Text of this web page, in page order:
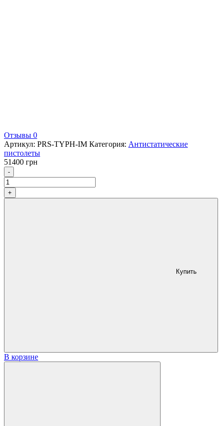
Отзывы 0
Артикул: PRS-TYPH-IM Категория: Антистатические
пистолеты
51400 грн
- Количество
+
Купить
В корзине